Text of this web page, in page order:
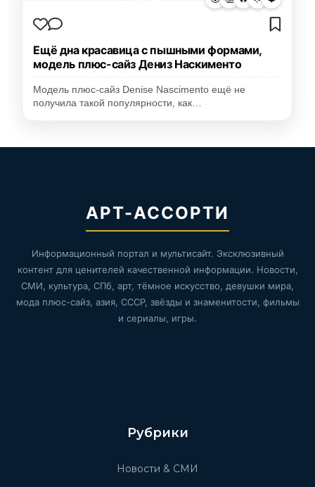
Ещё дна красавица с пышными формами,
модель плюс-сайз Дениз Наскименто
Модель плюс-сайз Denise Nascimento ещё не
получила такой популярности, как…
АРТ-АССОРТИ
Информационный портал и мультисайт. Эксклюзивный
контент для ценителей качественной информации. Новости,
СМИ, культура, СПб, арт, тёмное искусство, девушки мира,
мода плюс-сайз, азия, СССР, звёзды и знаменитости, фильмы
и сериалы, игры.
Рубрики
Новости & СМИ